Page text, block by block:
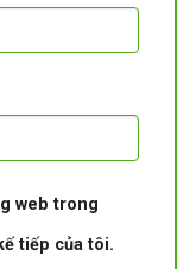
web trong
tiếp của tôi.